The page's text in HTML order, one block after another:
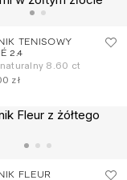
TENISOWY
2.4
8.60 ct
zł
FLEUR